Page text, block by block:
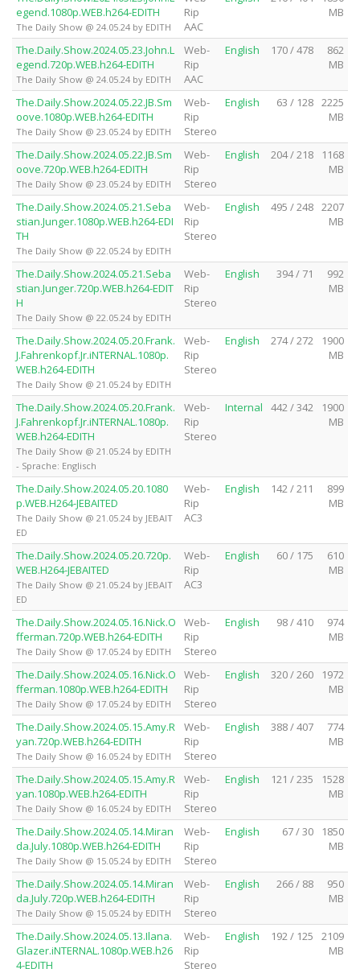
egend.1080p.WEB.h264-EDITH
The Daily Show @ 24.05.24 by EDITH
Rip
AAC
MB
The.Daily.Show.2024.05.23.John.L
egend.720p.WEB.h264-EDITH
The Daily Show @ 24.05.24 by EDITH
Web-
Rip
AAC
English 170 / 478
862
MB
The.Daily.Show.2024.05.22.JB.Sm
oove.1080p.WEB.h264-EDITH
The Daily Show @ 23.05.24 by EDITH
Web-
Rip
Stereo
English 63 / 128
2225
MB
The.Daily.Show.2024.05.22.JB.Sm
oove.720p.WEB.h264-EDITH
The Daily Show @ 23.05.24 by EDITH
Web-
Rip
Stereo
English 204 / 218
1168
MB
The.Daily.Show.2024.05.21.Seba
stian.Junger.1080p.WEB.h264-EDI
TH
The Daily Show @ 22.05.24 by EDITH
Web-
Rip
Stereo
English 495 / 248
2207
MB
The.Daily.Show.2024.05.21.Seba
stian.Junger.720p.WEB.h264-EDIT
H
The Daily Show @ 22.05.24 by EDITH
Web-
Rip
Stereo
English 394 / 71
992
MB
The.Daily.Show.2024.05.20.Frank.
J.Fahrenkopf.Jr.iNTERNAL.1080p.
WEB.h264-EDITH
The Daily Show @ 21.05.24 by EDITH
Web-
Rip
Stereo
English 274 / 272
1900
MB
The.Daily.Show.2024.05.20.Frank.
J.Fahrenkopf.Jr.iNTERNAL.1080p.
WEB.h264-EDITH
The Daily Show @ 21.05.24 by EDITH
- Sprache: Englisch
Web-
Rip
Stereo
Internal 442 / 342
1900
MB
The.Daily.Show.2024.05.20.1080
p.WEB.H264-JEBAITED
The Daily Show @ 21.05.24 by JEBAIT
ED
Web-
Rip
AC3
English 142 / 211
899
MB
The.Daily.Show.2024.05.20.720p.
WEB.H264-JEBAITED
The Daily Show @ 21.05.24 by JEBAIT
ED
Web-
Rip
AC3
English 60 / 175
610
MB
The.Daily.Show.2024.05.16.Nick.O
fferman.720p.WEB.h264-EDITH
The Daily Show @ 17.05.24 by EDITH
Web-
Rip
Stereo
English 98 / 410
974
MB
The.Daily.Show.2024.05.16.Nick.O
fferman.1080p.WEB.h264-EDITH
The Daily Show @ 17.05.24 by EDITH
Web-
Rip
Stereo
English 320 / 260
1972
MB
The.Daily.Show.2024.05.15.Amy.R
yan.720p.WEB.h264-EDITH
The Daily Show @ 16.05.24 by EDITH
Web-
Rip
Stereo
English 388 / 407
774
MB
The.Daily.Show.2024.05.15.Amy.R
yan.1080p.WEB.h264-EDITH
The Daily Show @ 16.05.24 by EDITH
Web-
Rip
Stereo
English 121 / 235
1528
MB
The.Daily.Show.2024.05.14.Miran
da.July.1080p.WEB.h264-EDITH
The Daily Show @ 15.05.24 by EDITH
Web-
Rip
Stereo
English 67 / 30
1850
MB
The.Daily.Show.2024.05.14.Miran
da.July.720p.WEB.h264-EDITH
The Daily Show @ 15.05.24 by EDITH
Web-
Rip
Stereo
English 266 / 88
950
MB
The.Daily.Show.2024.05.13.Ilana.
Glazer.iNTERNAL.1080p.WEB.h26
4-EDITH
Web-
Rip
Stereo
English 192 / 125
2109
MB